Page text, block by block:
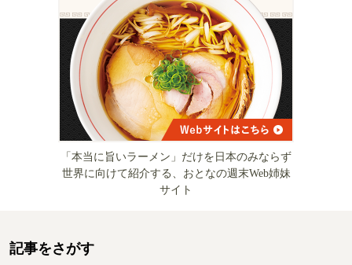
「本当に旨いラーメン」だけを日本のみならず
世界に向けて紹介する、おとなの週末Web姉妹
サイト
記事をさがす